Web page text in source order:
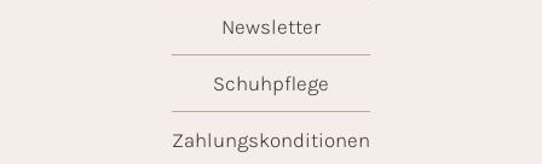
Newsletter
Schuhpflege
Zahlungskonditionen